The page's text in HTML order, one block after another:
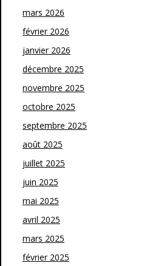
mars 2026
février 2026
janvier 2026
décembre 2025
novembre 2025
octobre 2025
septembre 2025
août 2025
juillet 2025
juin 2025
mai 2025
avril 2025
mars 2025
février 2025